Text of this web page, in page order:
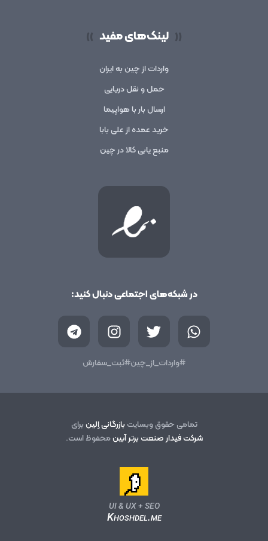
(( لینک‌های مفید ))
واردات از چین به ایران
حمل و نقل دریایی
ارسال بار با هواپیما
خرید عمده از علی بابا
منبع یابی کالا در چین
در شبکه‌های اجتماعی دنبال کنید:
W
h
a
p
T
w
t
e
I
n
t
g
a
m
T
e
r
m
#واردات_از_چین#ثبت_سفارش
تمامی حقوق وبسایت بازرگانی اِلین برای
شرکت فیدار صنعت برتر آبینمحفوظ است.
UI & UX + SEO
Khoshdel.me